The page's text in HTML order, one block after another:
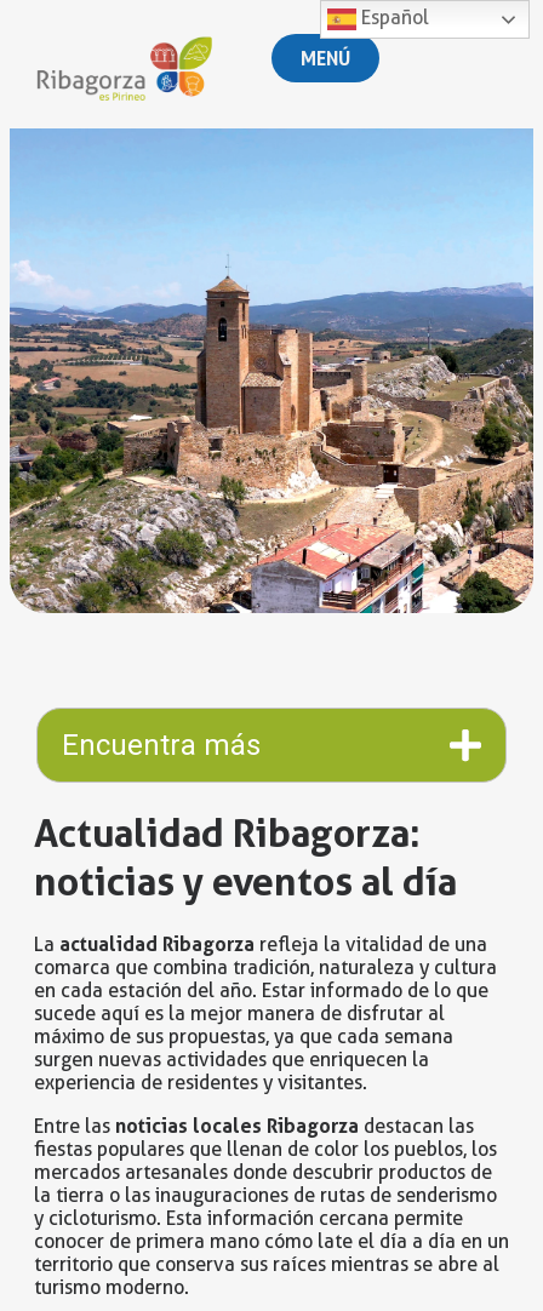
MENÚ
Encuentra más
Actualidad Ribagorza:
noticias y eventos al día
La actualidad Ribagorza refleja la vitalidad de una
comarca que combina tradición, naturaleza y cultura
en cada estación del año. Estar informado de lo que
sucede aquí es la mejor manera de disfrutar al
máximo de sus propuestas, ya que cada semana
surgen nuevas actividades que enriquecen la
experiencia de residentes y visitantes.
Entre las noticias locales Ribagorza destacan las
fiestas populares que llenan de color los pueblos, los
mercados artesanales donde descubrir productos de
la tierra o las inauguraciones de rutas de senderismo
y cicloturismo. Esta información cercana permite
conocer de primera mano cómo late el día a día en un
territorio que conserva sus raíces mientras se abre al
turismo moderno.
Español